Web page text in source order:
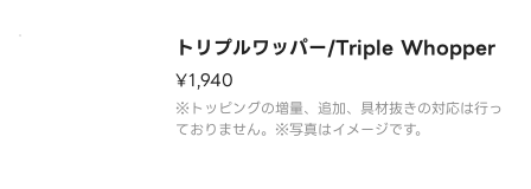
を防ぐため、フィルムには空気穴がございます。※
写真はイメージです。
トリプルワッパー/Triple Whopper
¥1,940
※トッピングの増量、追加、具材抜きの対応は行っ
ておりません。※写真はイメージです。